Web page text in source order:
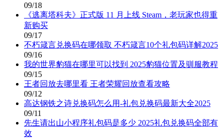
09/18
《逃离塔科夫》正式版 11 月上线 Steam，老玩家也得重
新购买
09/17
不朽箴言兑换码在哪领取 不朽箴言10个礼包码详解2025
09/16
我的世界豹猫在哪里可以找到 2025豹猫位置及驯服教程
09/15
王者回放去哪里看 王者荣耀回放查看攻略
09/12
高达钢铁之诗兑换码怎么用-礼包兑换码最新大全2025
09/11
先生请出山小程序礼包码是多少 2025礼包兑换码全部有
效